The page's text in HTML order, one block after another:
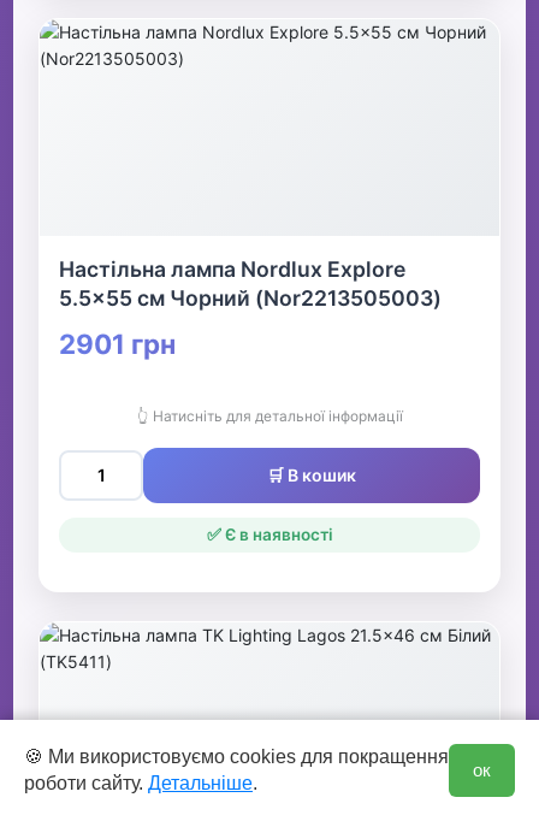
Настільна лампа Nordlux Explore
5.5x55 см Чорний (Nor2213505003)
2901 грн
👆 Натисніть для детальної інформації
🛒 В кошик
✅ Є в наявності
🍪 Ми використовуємо cookies для покращення
роботи сайту. Детальніше.
ок
0